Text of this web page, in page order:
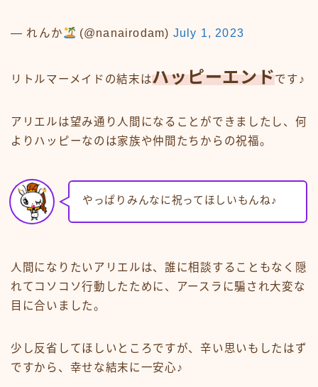
— れんか (@nanairodam) July 1, 2023
リトルマーメイドの結末はハッピーエンドです♪
アリエルは望み通り人間になることができましたし、何
よりハッピーなのは家族や仲間たちからの祝福。
やっぱりみんなに祝ってほしいもんね♪
人間になりたいアリエルは、誰に相談することもなく隠
れてコソコソ行動したために、アースラに騙され大変な
目に合いました。
少し反省してほしいところですが、辛い思いもしたはず
ですから、幸せな結末に一安心♪